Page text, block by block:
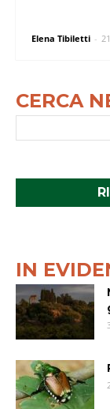
Elena Tibiletti -
CERCA
IN